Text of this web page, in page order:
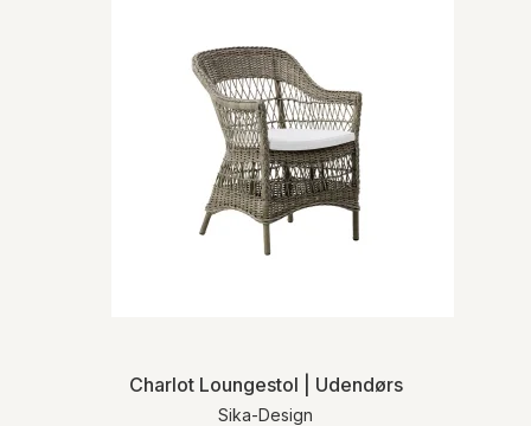
Charlot Loungestol | Udendørs
Sika-Design